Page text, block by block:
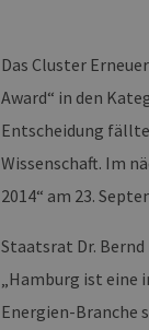
Das Cluster
Award“ in den
Entscheidung
Wissenschaft. Im
2014“ am 23.
Staatsrat Dr.
„Hamburg ist eine
Energien-Branche